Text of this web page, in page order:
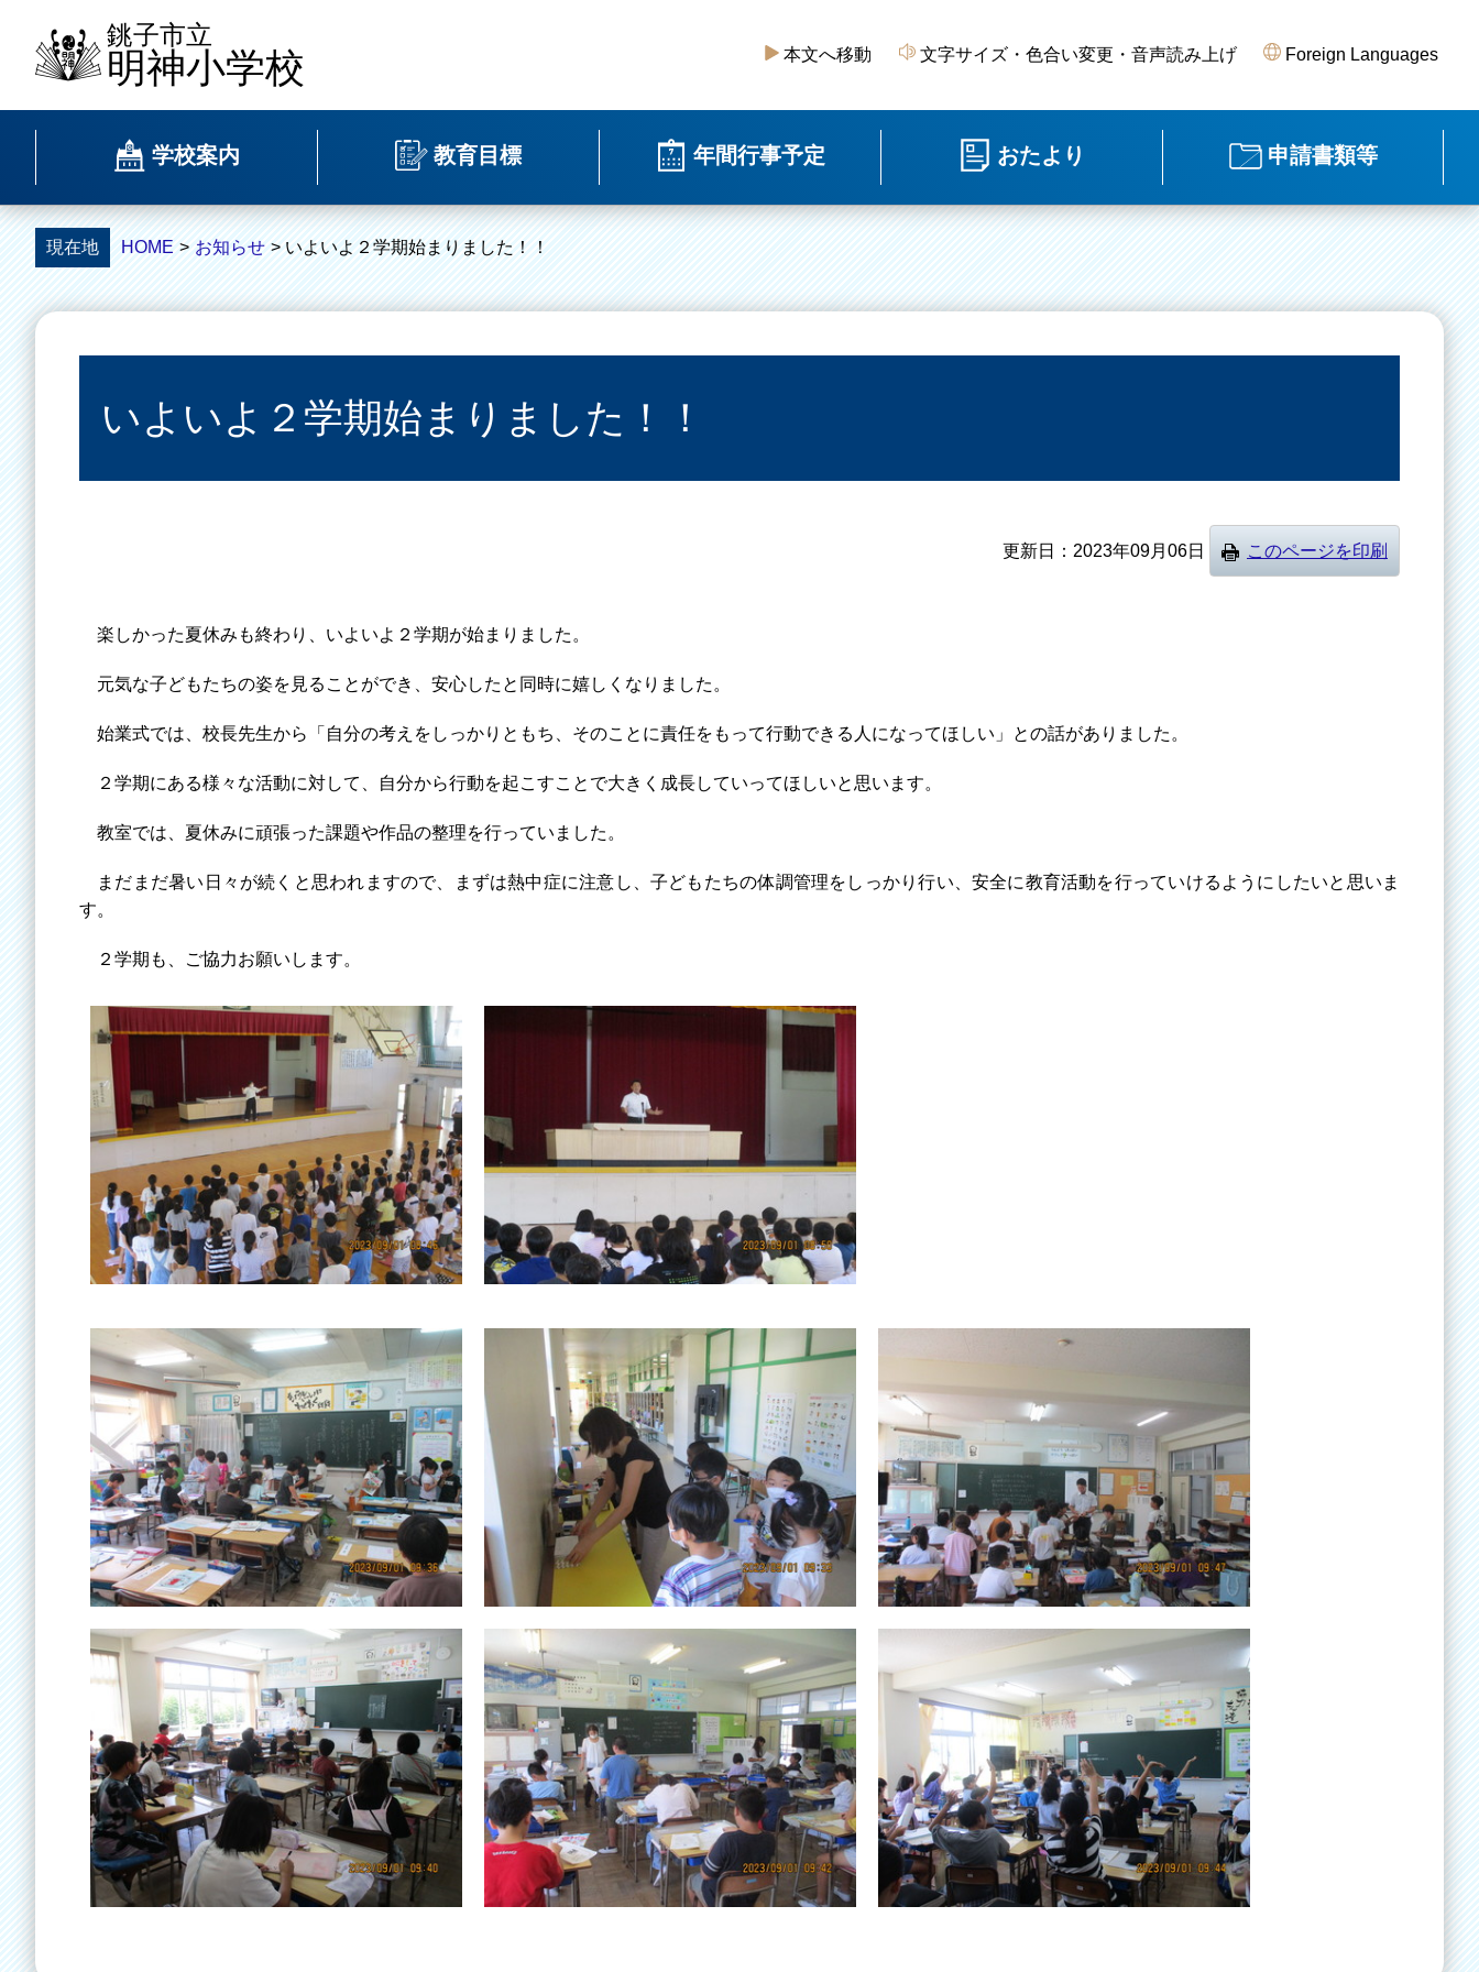
銚子市立
明神小学校 本文へ移動 文字サイズ・色合い変更・音声読み上げ Foreign Languages
学校案内 教育目標 年間行事予定 おたより 申請書類等
現在地 HOME > お知らせ > いよいよ２学期始まりました！！
いよいよ２学期始まりました！！
更新日 2023年09月06日 このページを印刷
楽しかった夏休みも終わり、いよいよ２学期が始まりました。
元気な子どもたちの姿を見ることができ、安心したと同時に嬉しくなりました。
始業式では、校長先生から「自分の考えをしっかりともち、そのことに責任をもって行動できる人になってほしい」との話がありました。
２学期にある様々な活動に対して、自分から行動を起こすことで大きく成長していってほしいと思います。
教室では、夏休みに頑張った課題や作品の整理を行っていました。
まだまだ暑い日々が続くと思われますので、まずは熱中症に注意し、子どもたちの体調管理をしっかり行い、安全に教育活動を行っていけるようにしたいと思いま
す。
２学期も、ご協力お願いします。